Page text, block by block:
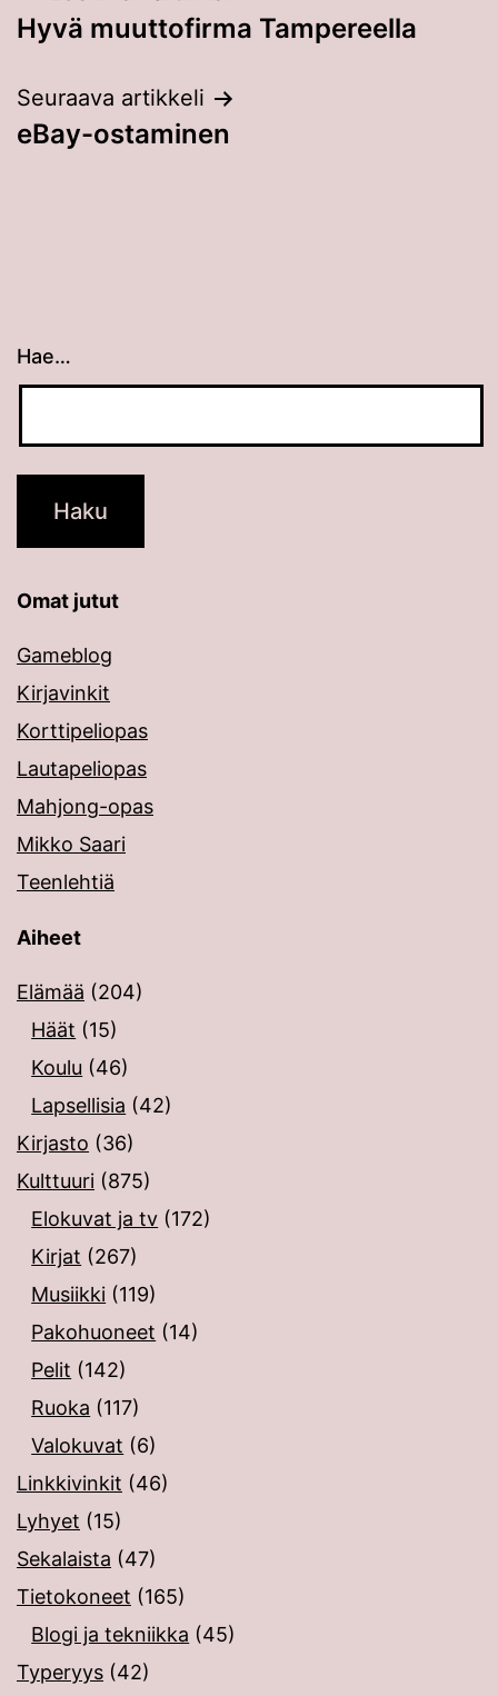
selaus
Hyvä muuttofirma Tampereella
Seuraava artikkeli
eBay-ostaminen
Hae…
Kun tuloksia tulee, voit selata niitä
Omat jutut
Gameblog
Kirjavinkit
Korttipeliopas
Lautapeliopas
Mahjong-opas
Mikko Saari
Teenlehtiä
Aiheet
Elämää (204)
Häät (15)
Koulu (46)
Lapsellisia (42)
Kirjasto (36)
Kulttuuri (875)
Elokuvat ja tv (172)
Kirjat (267)
Musiikki (119)
Pakohuoneet (14)
Pelit (142)
Ruoka (117)
Valokuvat (6)
Linkkivinkit (46)
Lyhyet (15)
Sekalaista (47)
Tietokoneet (165)
Blogi ja tekniikka (45)
Typeryys (42)